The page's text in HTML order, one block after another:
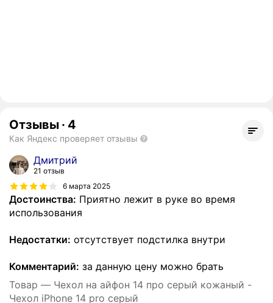
Отзывы · 4
Как Яндекс проверяет отзывы
Дмитрий
21 отзыв
6 марта 2025
Достоинства: Приятно лежит в руке во время
использования
Недостатки: отсутствует подстилка внутри
Комментарий: за данную цену можно брать
Товар — Чехол на айфон 14 про серый кожаный -
Чехол iPhone 14 pro серый